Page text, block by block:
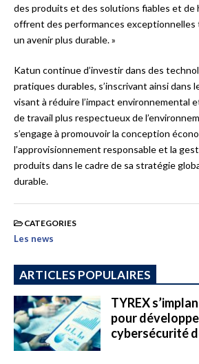
des produits et des solutions fiables et de
offrent des performances
un avenir plus durable. »
Katun continue d’investir dans des
pratiques durables, s’inscrivant ainsi dans
visant à réduire l’impact environnemental
de travail plus respectueux de
s’engage à promouvoir la conception
l’approvisionnement responsable et la
produits dans le cadre de sa stratégie
durable.
CATEGORIES
Les news
ARTICLES POPULAIRES
TYREX
pour
cybersécurité